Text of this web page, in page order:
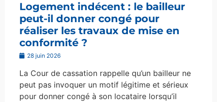
Logement indécent : le bailleur
peut-il donner congé pour
réaliser les travaux de mise en
conformité ?
28 juin 2026
La Cour de cassation rappelle qu’un bailleur ne
peut pas invoquer un motif légitime et sérieux
pour donner congé à son locataire lorsqu’il